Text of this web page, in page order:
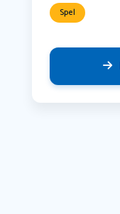
Spel